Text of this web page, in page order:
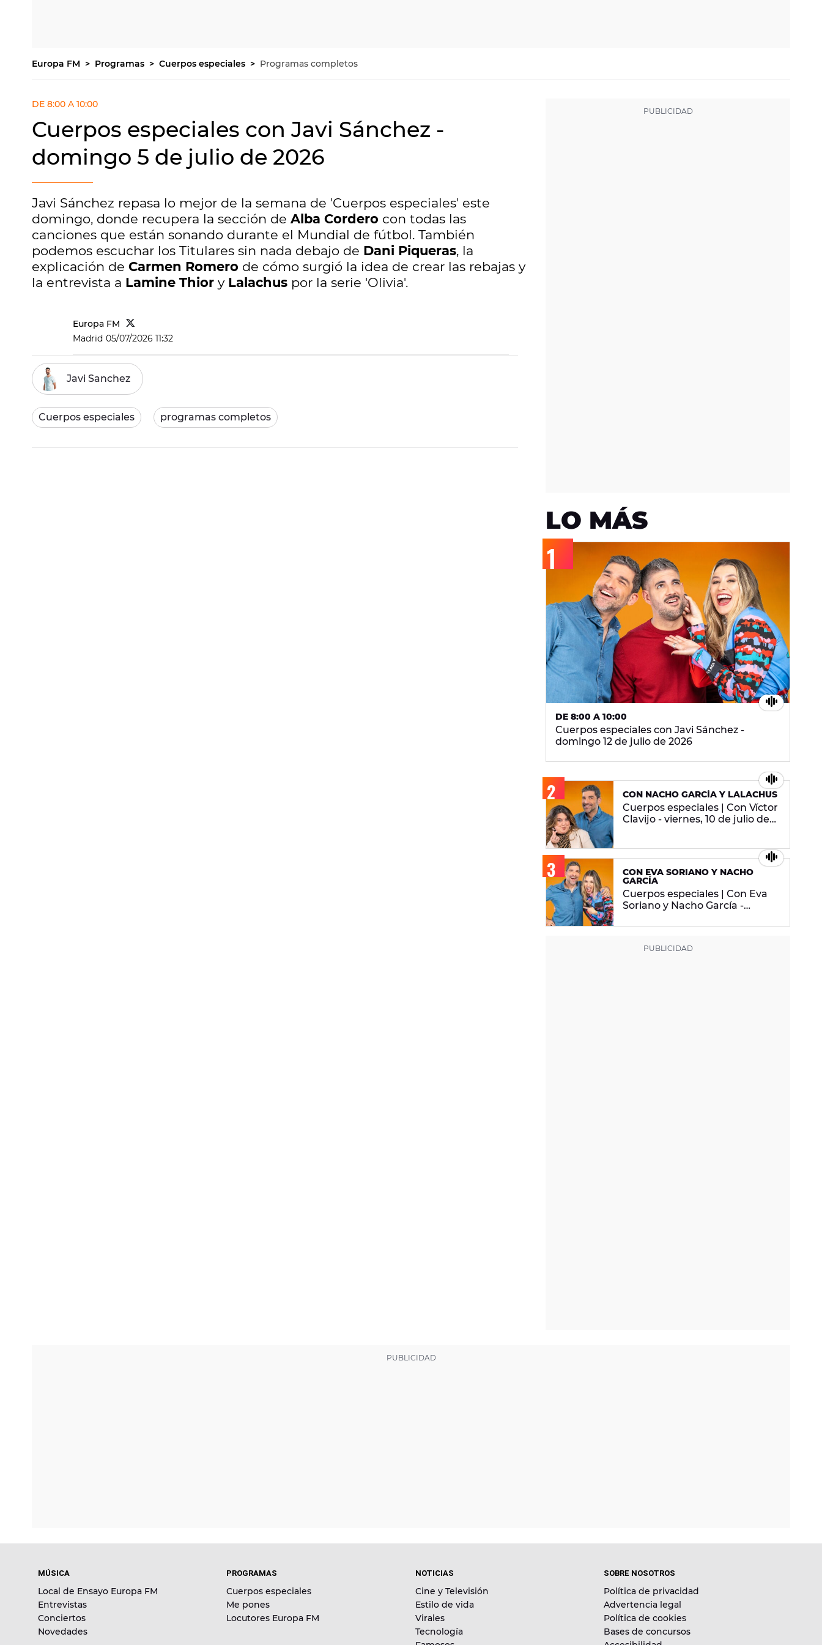
Europa FM Programas Cuerpos especiales Programas completos
DE 8:00 A 10:00
Cuerpos especiales con Javi Sánchez -
domingo 5 de julio de 2026
Javi Sánchez repasa lo mejor de la semana de 'Cuerpos especiales' este
domingo, donde recupera la sección de Alba Cordero con todas las
canciones que están sonando durante el Mundial de fútbol. También
podemos escuchar los Titulares sin nada debajo de Dani Piqueras, la
explicación de Carmen Romero de cómo surgió la idea de crear las rebajas y
la entrevista a Lamine Thior y Lalachus por la serie 'Olivia'.
Europa FM
Madrid 05/07/2026 11:32
Javi Sanchez
Cuerpos especiales programas completos
LO MÁS
DE 8:00 A 10:00
Cuerpos especiales con Javi Sánchez -
domingo 12 de julio de 2026
CON NACHO GARCÍA Y LALACHUS
Cuerpos especiales | Con Víctor
Clavijo - viernes, 10 de julio de
CON EVA SORIANO Y NACHO
GARCÍA
Cuerpos especiales | Con Eva
Soriano y Nacho García -
MÚSICA
Local de Ensayo Europa FM
Entrevistas
Conciertos
Novedades
PROGRAMAS
Cuerpos especiales
Me pones
Locutores Europa FM
NOTICIAS
Cine y Televisión
Estilo de vida
Virales
Tecnología
SOBRE NOSOTROS
Política de privacidad
Advertencia legal
Política de cookies
Bases de concursos